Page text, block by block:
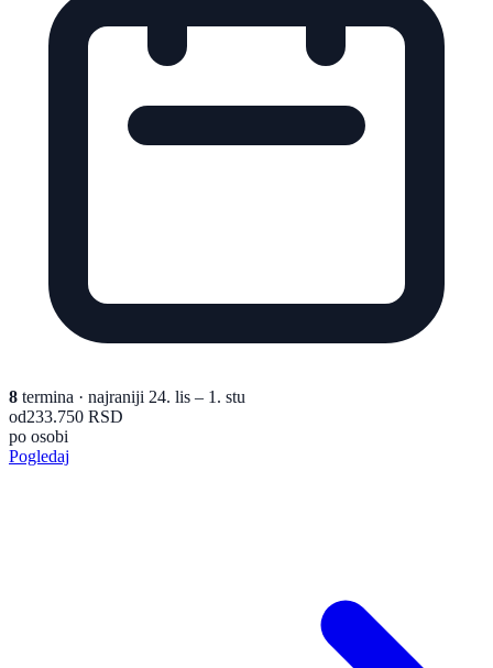
8 termina · najraniji 24. lis – 1. stu
od233.750 RSD
po osobi
Pogledaj